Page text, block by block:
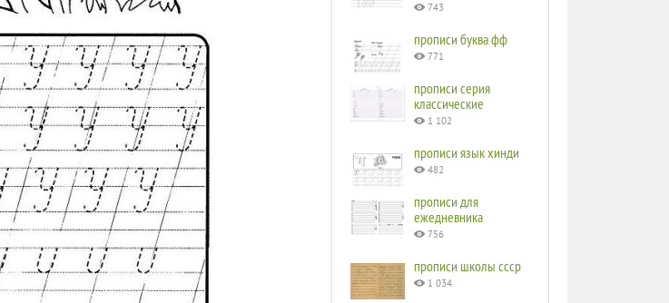
743
прописи буква фф
771
прописи серия
классические
1 102
прописи язык хинди
482
прописи для
ежедневника
756
прописи школы ссср
1 034